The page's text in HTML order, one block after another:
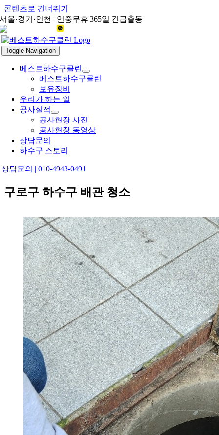
콘텐츠로 건너뛰기
서울·경기·인천 | 연중무휴 365일 긴급출동
Toggle Navigation
베스트하수구클린
베스트하수구클린
보유장비
우리가 하는 일
공사실적
공사현장 사진
공사현장 동영상
상담문의
하수구 스토리
상담문의 | 010-4943-0491
구로구 하수구 배관 청소